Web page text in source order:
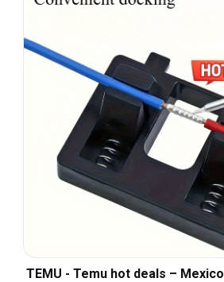
TEMU - Temu hot deals – Mexico